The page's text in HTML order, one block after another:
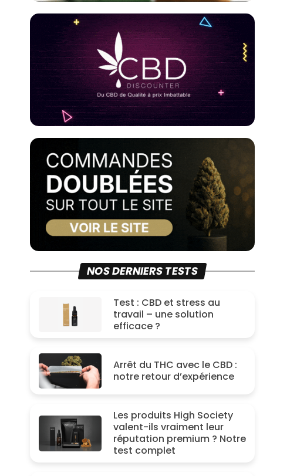
NOS DERNIERS TESTS
Test : CBD et stress au
travail – une solution
efficace ?
Arrêt du THC avec le CBD :
notre retour d’expérience
Les produits High Society
valent-ils vraiment leur
réputation premium ? Notre
test complet